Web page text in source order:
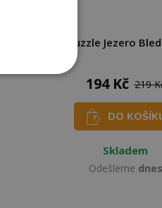
Dino Puzzle Jezero
194 Kč 219
DO
Skladem
Odešleme dnes